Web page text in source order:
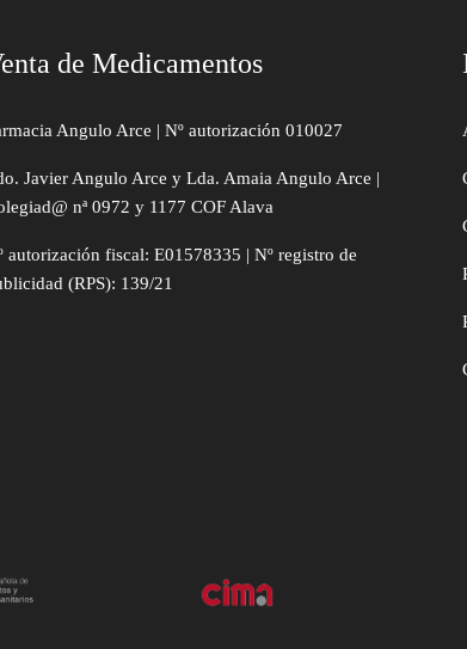
de Medicamentos
Angulo Arce | Nº autorización 010027
Javier Angulo Arce y Lda. Amaia Angulo Arce |
nª 0972 y 1177 COF Alava
autorización fiscal: E01578335 | Nº registro de
(RPS): 139/21